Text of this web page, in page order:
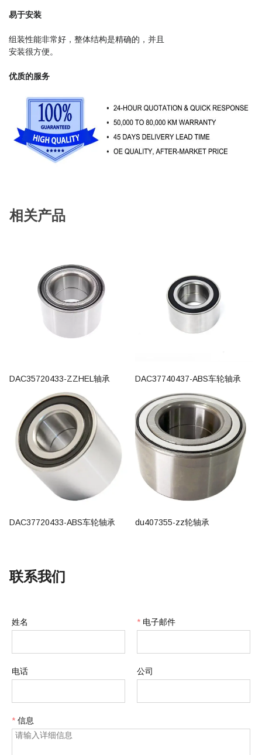
易于安装
组装性能非常好，整体结构是精确的，并且
安装很方便。
优质的服务
相关产品
DAC35720433-ZZHEL轴承 DAC37740437-ABS车轮轴承
DAC37720433-ABS车轮轴承 du407355-zz轮轴承
联系我们
姓名 * 电子邮件
电话 公司
* 信息